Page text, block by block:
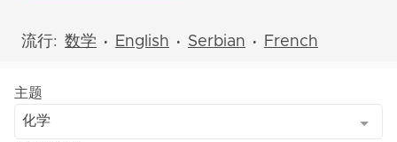
流行: 数学 • English • Serbian • French
主题
化学